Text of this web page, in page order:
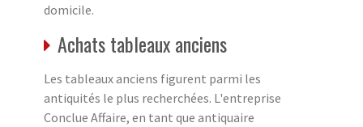
domicile.
Achats tableaux anciens
Les tableaux anciens figurent parmi les
antiquités le plus recherchées. L'entreprise
Conclue Affaire, en tant que antiquaire